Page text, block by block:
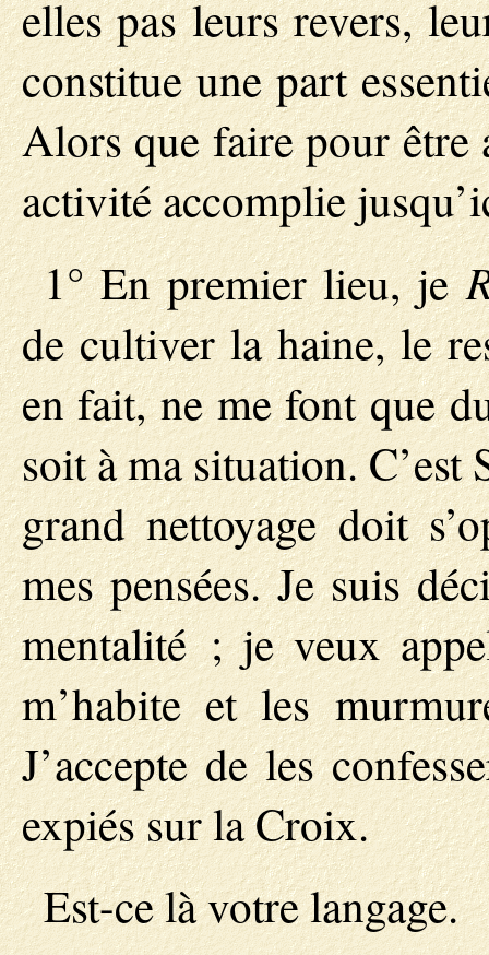
elles pas leurs revers,
constitue une part
Alors que faire pour être
activité accomplie
1° En premier lieu, je
de cultiver la haine, le
en fait, ne me font que
soit à ma situation. C’est
grand nettoyage doit
mes pensées. Je suis
mentalité ; je veux
m’habite et les
J’accepte de les
expiés sur la Croix.
Est-ce là votre langage.